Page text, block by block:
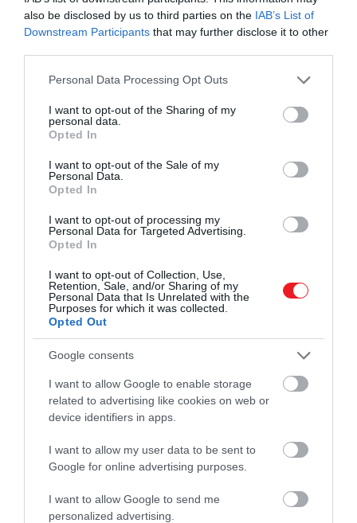
also be disclosed by us to third parties on the IAB’s List of
Downstream Participants that may further disclose it to other
Please note that this website/app uses one or more Google
not limited to your visit or usage behaviour. You may click to
grant or deny consent to Google and its third-party tags to
use your data for below specified purposes in below Google
consent section.
Personal Data Processing Opt Outs
I want to opt-out of the Sharing of my
personal data.
Opted In
I want to opt-out of the Sale of my
Personal Data.
Opted In
I want to opt-out of processing my
Personal Data for Targeted Advertising.
Opted In
I want to opt-out of Collection, Use,
Retention, Sale, and/or Sharing of my
Personal Data that Is Unrelated with the
Purposes for which it was collected.
Opted Out
Google consents
I want to allow Google to enable storage
related to advertising like cookies on web or
device identifiers in apps.
I want to allow my user data to be sent to
Google for online advertising purposes.
I want to allow Google to send me
personalized advertising.
27,1 százalékos mínuszt produkált.
Mindebből leszűrhető az is, hogy a hazai piac
rövidtávú hektikussága könnyen kelthet rosszabb
indokolnának. Habár 2022 második felét leginkább a
„lakáspiaci aggodalom” jellemezte, az éves forgalom
átlagát. A árindex pedig 16,5 százalékos növekedést
jelzett az utolsó három hónapra – folytatja a Haszon.
Unsplash / Dan Freeman
Olvasd el ezt is!Új korszak az